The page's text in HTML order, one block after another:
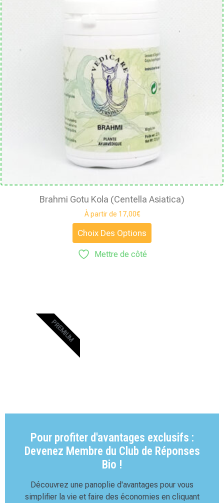
Brahmi Gotu Kola (Centella Asiatica)
À partir de 17,00€
Choix Des Options
Mettre de côté
Pour profiter d'avantages exclusifs :
Devenez Membre du Club de Réponses
Bio !
Découvrez une panoplie d'avantages pour vous
simplifier la vie et faire des économies en cliquant
PREMIUM